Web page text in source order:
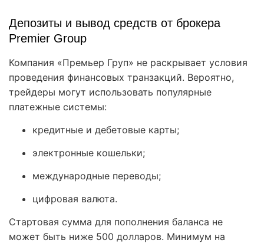
Депозиты и вывод средств от брокера
Premier Group
Компания «Премьер Груп» не раскрывает условия
проведения финансовых транзакций. Вероятно,
трейдеры могут использовать популярные
платежные системы:
кредитные и дебетовые карты;
электронные кошельки;
международные переводы;
цифровая валюта.
Стартовая сумма для пополнения баланса не
может быть ниже 500 долларов. Минимум на